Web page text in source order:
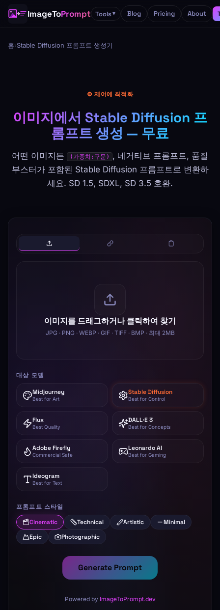
ImageToPrompt Tools▼ Blog Pricing About
홈›Stable Diffusion 프롬프트 생성기
⚙️ 제어에 최적화
이미지에서 Stable Diffusion 프
롬프트 생성 — 무료
어떤 이미지든 (가중치:구문) , 네거티브 프롬프트, 품질
부스터가 포함된 Stable Diffusion 프롬프트로 변환하
세요. SD 1.5, SDXL, SD 3.5 호환.